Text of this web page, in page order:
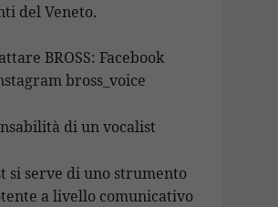
del Veneto.
BROSS: Facebook
bross_voice
di un vocalist
si serve di uno strumento
a livello comunicativo